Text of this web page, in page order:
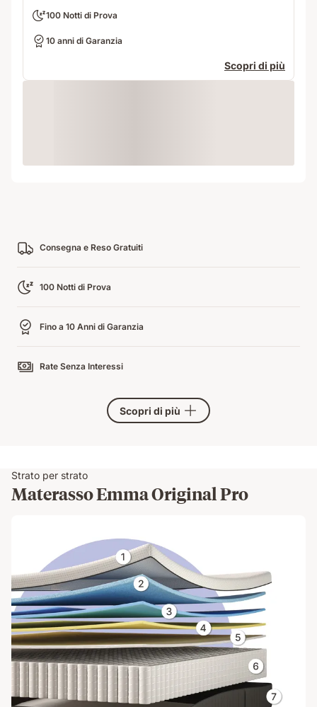
100 Notti di Prova
10 anni di Garanzia
Scopri di più
Consegna e Reso Gratuiti
100 Notti di Prova
Fino a 10 Anni di Garanzia
Rate Senza Interessi
Scopri di più
Strato per strato
Materasso Emma Original Pro